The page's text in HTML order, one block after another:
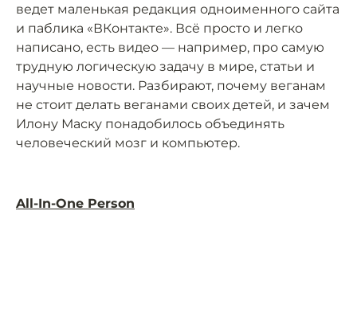
ведет маленькая редакция одноименного сайта
и паблика «ВКонтакте». Всё просто и легко
написано, есть видео — например, про самую
трудную логическую задачу в мире, статьи и
научные новости. Разбирают, почему веганам
не стоит делать веганами своих детей, и зачем
Илону Маску понадобилось объединять
человеческий мозг и компьютер.
All-In-One Person